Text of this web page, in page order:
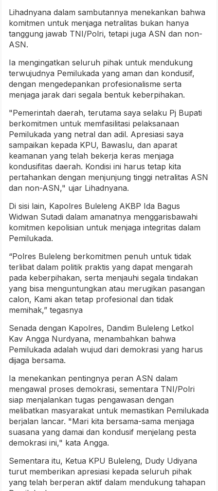
Lihadnyana dalam sambutannya menekankan bahwa
komitmen untuk menjaga netralitas bukan hanya
tanggung jawab TNI/Polri, tetapi juga ASN dan non-
ASN.
Ia mengingatkan seluruh pihak untuk mendukung
terwujudnya Pemilukada yang aman dan kondusif,
dengan mengedepankan profesionalisme serta
menjaga jarak dari segala bentuk keberpihakan.
"Pemerintah daerah, terutama saya selaku Pj Bupati
berkomitmen untuk memfasilitasi pelaksanaan
Pemilukada yang netral dan adil. Apresiasi saya
sampaikan kepada KPU, Bawaslu, dan aparat
keamanan yang telah bekerja keras menjaga
kondusifitas daerah. Kondisi ini harus tetap kita
pertahankan dengan menjunjung tinggi netralitas ASN
dan non-ASN," ujar Lihadnyana.
Di sisi lain, Kapolres Buleleng AKBP Ida Bagus
Widwan Sutadi dalam amanatnya menggarisbawahi
komitmen kepolisian untuk menjaga integritas dalam
Pemilukada.
“Polres Buleleng berkomitmen penuh untuk tidak
terlibat dalam politik praktis yang dapat mengarah
pada keberpihakan, serta menjauhi segala tindakan
yang bisa menguntungkan atau merugikan pasangan
calon, Kami akan tetap profesional dan tidak
memihak,” tegasnya
Senada dengan Kapolres, Dandim Buleleng Letkol
Kav Angga Nurdyana, menambahkan bahwa
Pemilukada adalah wujud dari demokrasi yang harus
dijaga bersama.
Ia menekankan pentingnya peran ASN dalam
mengawal proses demokrasi, sementara TNI/Polri
siap menjalankan tugas pengawasan dengan
melibatkan masyarakat untuk memastikan Pemilukada
berjalan lancar. "Mari kita bersama-sama menjaga
suasana yang damai dan kondusif menjelang pesta
demokrasi ini," kata Angga.
Sementara itu, Ketua KPU Buleleng, Dudy Udiyana
turut memberikan apresiasi kepada seluruh pihak
yang telah berperan aktif dalam mendukung tahapan